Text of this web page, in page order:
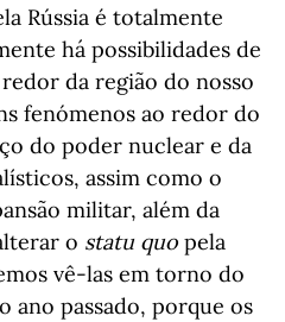
Rússia é totalmente
há possibilidades de
da região do nosso
fenómenos ao redor do
do poder nuclear e da
assim como o
militar, além da
o statu quo pela
vê-las em torno do
ano passado, porque os